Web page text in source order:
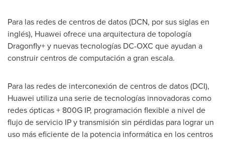
Para las redes de centros de datos (DCN, por sus siglas en
inglés), Huawei ofrece una arquitectura de topología
Dragonfly+ y nuevas tecnologías DC-OXC que ayudan a
construir centros de computación a gran escala.
Para las redes de interconexión de centros de datos (DCI),
Huawei utiliza una serie de tecnologías innovadoras como
redes ópticas + 800G IP, programación flexible a nivel de
flujo de servicio IP y transmisión sin pérdidas para lograr un
uso más eficiente de la potencia informática en los centros